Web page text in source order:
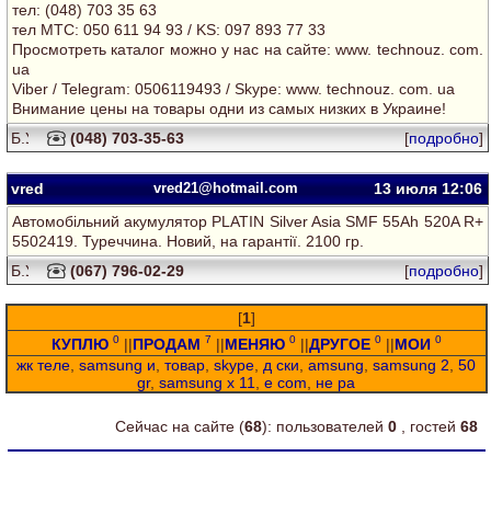
тел: (048) 703 35 63
тел MTC: 050 611 94 93 / KS: 097 893 77 33
Просмотреть каталог можно у нас на сайте: www. technouz. com.
ua
Viber / Telegram: 0506119493 / Skype: www. technouz. com. ua
Внимание цены на товары одни из самых низких в Украине!
(048) 703-35-63
[подробно]
vred vred21@hotmail.com
13 июля 12:06
Автомобільний акумулятор PLATIN Silver Asia SMF 55Ah 520A R+
5502419. Туреччина. Новий, на гарантії. 2100 гр.
(067) 796-02-29
[подробно]
[1]
КУПЛЮ 0 ||ПРОДАМ 7 ||МЕНЯЮ 0 ||ДРУГОЕ 0 ||МОИ 0
жк теле ,samsung и ,товар ,skype д ски ,amsung ,samsung 2 ,50
gr,samsung x 11 ,e com не ра
Сейчас на сайте (68): пользователей 0 , гостей 68